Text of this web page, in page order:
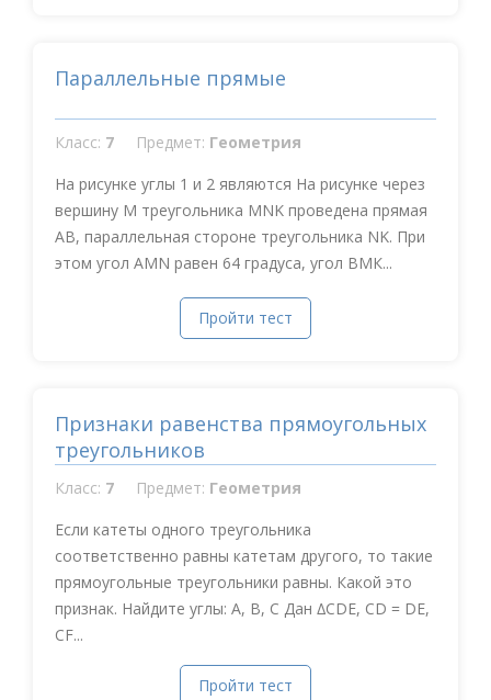
Параллельные прямые
Класс: 7 Предмет: Геометрия
На рисунке углы 1 и 2 являются На рисунке через
вершину М треугольника MNK проведена прямая
АВ, параллельная стороне треугольника NK. При
этом угол АMN равен 64 градуса, угол ВМК...
Пройти тест
Признаки равенства прямоугольных
треугольников
Класс: 7 Предмет: Геометрия
Если катеты одного треугольника
соответственно равны катетам другого, то такие
прямоугольные треугольники равны. Какой это
признак. Найдите углы: A, B, C Дан ∆CDE, CD = DE,
CF...
Пройти тест